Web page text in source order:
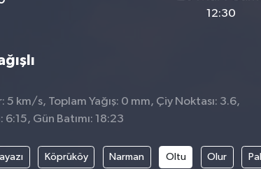
12:30
5 km/s, Toplam Yağış: 0 mm, Çiy Noktası: 3.6,
Gün Batımı: 18:23
Köprüköy Narman Oltu Olur